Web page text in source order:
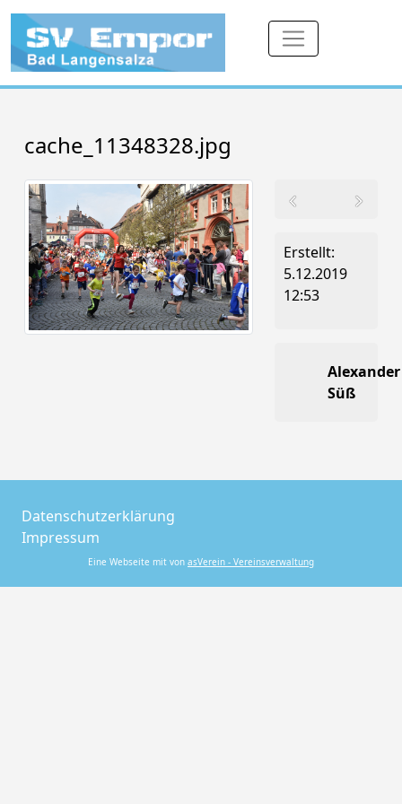
cache_11348328.jpg
Erstellt:
5.12.2019
12:53
Alexander
Süß
Datenschutzerklärung
Impressum
Eine Webseite mit von asVerein - Vereinsverwaltung